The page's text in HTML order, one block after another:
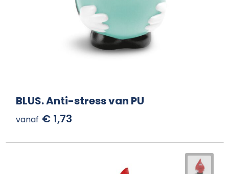
BLUS. Anti-stress van PU
vanaf € 1,73